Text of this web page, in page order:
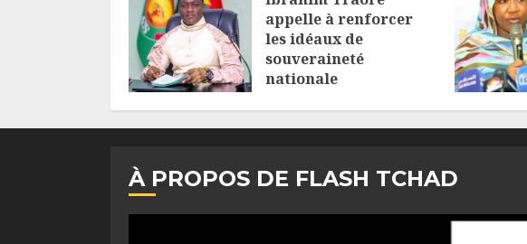
appelle à renforcer
les idéaux de
souveraineté
nationale
À PROPOS DE FLASH TCHAD